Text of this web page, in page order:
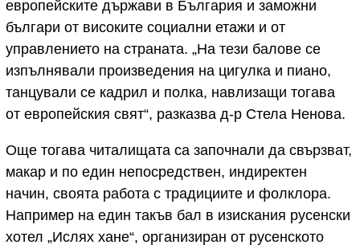
европейските държави в България и заможни
българи от високите социални етажи и от
управлението на страната. „На тези балове се
изпълнявали произведения на цигулка и пиано,
танцували се кадрил и полка, навлизащи тогава
от европейския свят“, разказва д-р Стела Ненова.
Още тогава читалищата са започнали да свързват,
макар и по един непосредствен, индиректен
начин, своята работа с традициите и фолклора.
Например на един такъв бал в изискания русенски
хотел „Ислях хане“, организиран от русенското